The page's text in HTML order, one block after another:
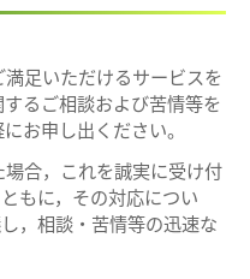
足いただけるサービスを
るご相談および苦情等を
お申し出ください。
合，これを誠実に受け付
もに，その対応につい
，相談・苦情等の迅速な